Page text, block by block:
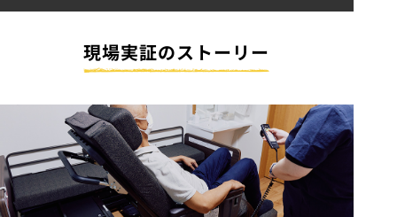
現場実証のストーリー